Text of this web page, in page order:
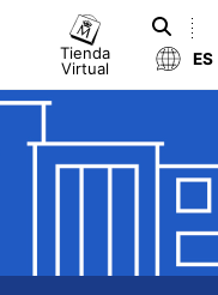
Tienda
Virtual
ES